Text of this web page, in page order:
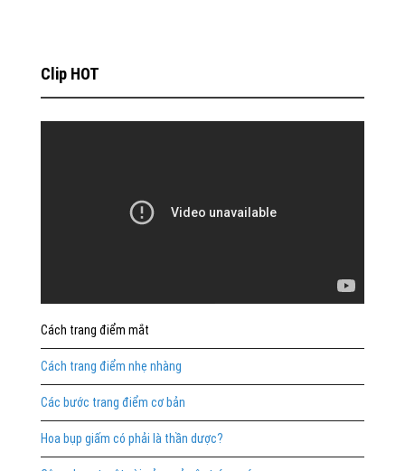
Clip HOT
Cách trang điểm mắt
Cách trang điểm nhẹ nhàng
Các bước trang điểm cơ bản
Hoa bụp giấm có phải là thần dược?